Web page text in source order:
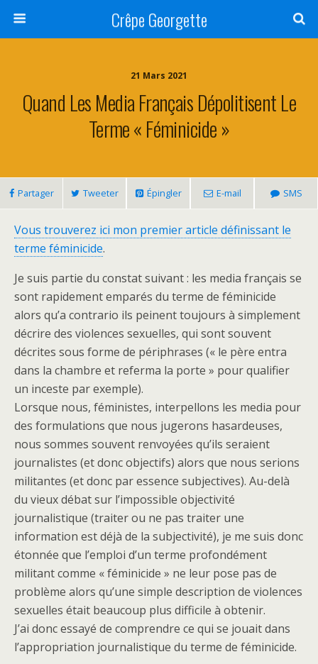
Crêpe Georgette
21 Mars 2021
Quand Les Media Français Dépolitisent Le
Terme « Féminicide »
Partager Tweeter Épingler E-mail SMS
Vous trouverez ici mon premier article définissant le
terme féminicide.
Je suis partie du constat suivant : les media français se
sont rapidement emparés du terme de féminicide
alors qu’a contrario ils peinent toujours à simplement
décrire des violences sexuelles, qui sont souvent
décrites sous forme de périphrases (« le père entra
dans la chambre et referma la porte » pour qualifier
un inceste par exemple).
Lorsque nous, féministes, interpellons les media pour
des formulations que nous jugerons hasardeuses,
nous sommes souvent renvoyées qu’ils seraient
journalistes (et donc objectifs) alors que nous serions
militantes (et donc par essence subjectives). Au-delà
du vieux débat sur l’impossible objectivité
journalistique (traiter ou ne pas traiter une
information est déjà de la subjectivité), je me suis donc
étonnée que l’emploi d’un terme profondément
militant comme « féminicide » ne leur pose pas de
problème alors qu’une simple description de violences
sexuelles était beaucoup plus difficile à obtenir.
J’ai donc essayé de comprendre ce qui se jouait dans
l’appropriation journalistique du terme de féminicide.